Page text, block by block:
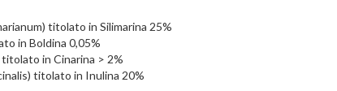
titolato in Silimarina 25%
in Boldina 0,05%
titolato in Cinarina > 2%
titolato in Inulina 20%